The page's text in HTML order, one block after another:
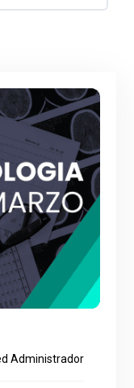
Administrador